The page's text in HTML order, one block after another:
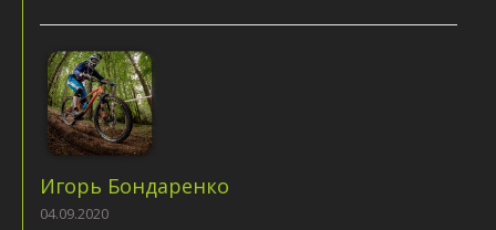
Игорь Бондаренко
04.09.2020